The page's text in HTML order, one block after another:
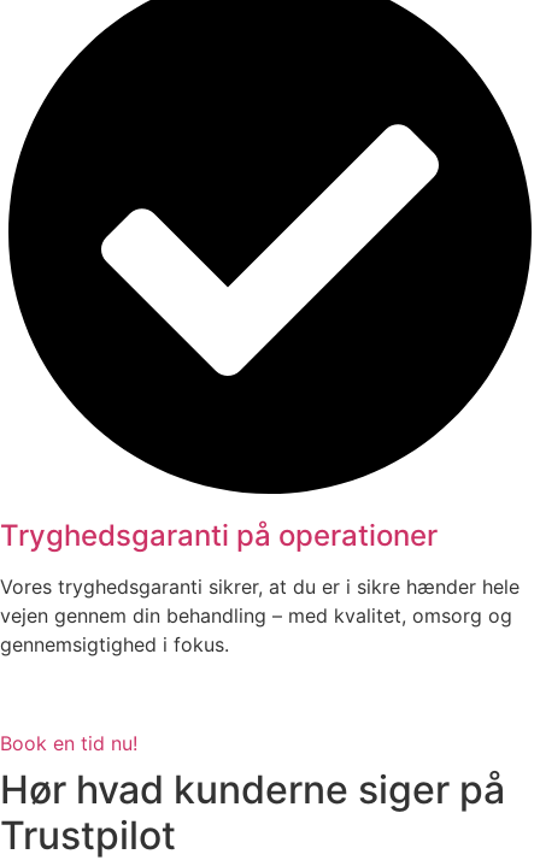
Tryghedsgaranti på operationer
Vores tryghedsgaranti sikrer, at du er i sikre hænder hele
vejen gennem din behandling – med kvalitet, omsorg og
gennemsigtighed i fokus.
Book en tid nu!
Hør hvad kunderne siger på
Trustpilot